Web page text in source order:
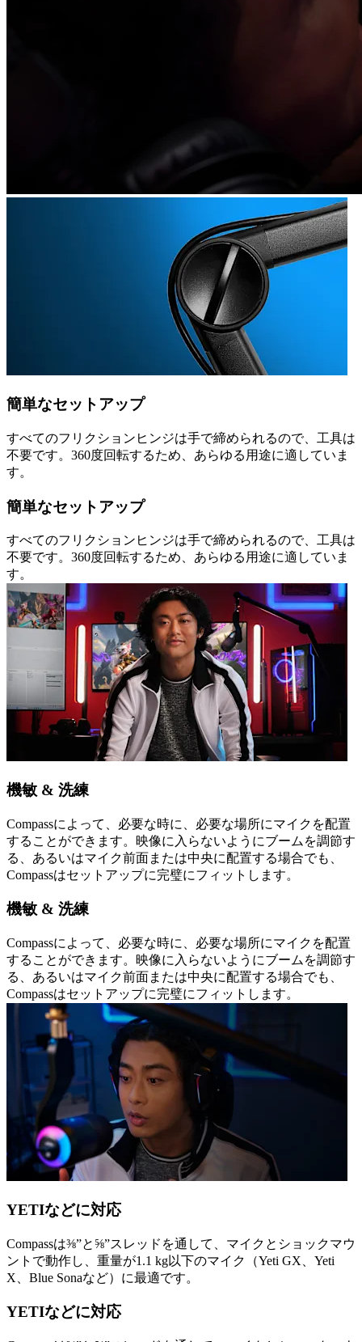
簡単なセットアップ
すべてのフリクションヒンジは手で締められるので、工具は
不要です。360度回転するため、あらゆる用途に適していま
す。
簡単なセットアップ
すべてのフリクションヒンジは手で締められるので、工具は
不要です。360度回転するため、あらゆる用途に適していま
す。
機敏 & 洗練
Compassによって、必要な時に、必要な場所にマイクを配置
することができます。映像に入らないようにブームを調節す
る、あるいはマイク前面または中央に配置する場合でも、
Compassはセットアップに完璧にフィットします。
機敏 & 洗練
Compassによって、必要な時に、必要な場所にマイクを配置
することができます。映像に入らないようにブームを調節す
る、あるいはマイク前面または中央に配置する場合でも、
Compassはセットアップに完璧にフィットします。
YETIなどに対応
Compassは⅜”と⅝”スレッドを通して、マイクとショックマウ
ントで動作し、重量が1.1 kg以下のマイク（Yeti GX、Yeti
X、Blue Sonaなど）に最適です。
YETIなどに対応